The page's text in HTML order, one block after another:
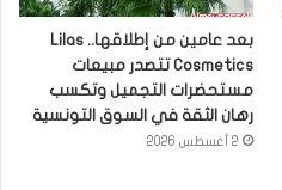
بعد عامين من إطلاقها.. Lilas
Cosmetics تتصدر مبيعات
مستحضرات التجميل وتكسب
رهان الثقة في السوق التونسية
2 أغسطس 2026